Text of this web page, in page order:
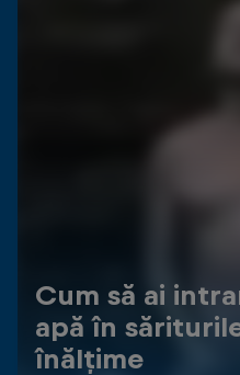
Cum să ai
apă în
înălțime